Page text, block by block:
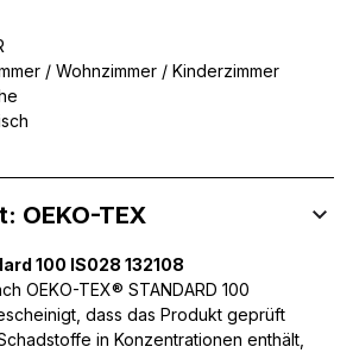
/ Wohnzimmer / Kinderzimmer
OEKO-TEX
100 IS028 132108
OEKO-TEX® STANDARD 100
dass das Produkt geprüft
in Konzentrationen enthält,